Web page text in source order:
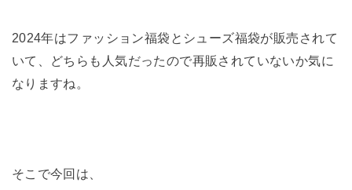
2024年はファッション福袋とシューズ福袋が販売されて
いて、どちらも人気だったので再販されていないか気に
なりますね。
そこで今回は、